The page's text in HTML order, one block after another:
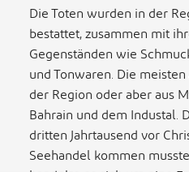
Die Toten wurden in der
bestattet, zusammen mit
Gegenständen wie
und Tonwaren. Die
der Region oder aber aus
Bahrain und dem Industal.
dritten Jahrtausend vor
Seehandel kommen